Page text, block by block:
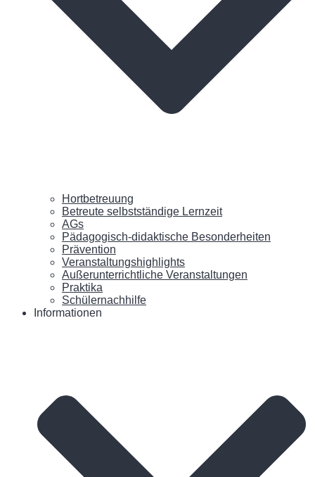
Hortbetreuung
Betreute selbstständige Lernzeit
AGs
Pädagogisch-didaktische Besonderheiten
Prävention
Veranstaltungshighlights
Außerunterrichtliche Veranstaltungen
Praktika
Schülernachhilfe
Informationen